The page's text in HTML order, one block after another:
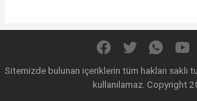
Sitemizde bulunan içeriklerin tüm hakları saklı
kullanılamaz. Copyright